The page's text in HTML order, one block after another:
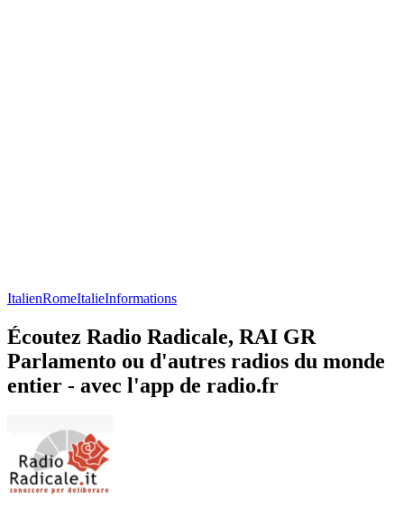
ItalienRomeItalieInformations
Écoutez Radio Radicale, RAI GR
Parlamento ou d'autres radios du monde
entier - avec l'app de radio.fr